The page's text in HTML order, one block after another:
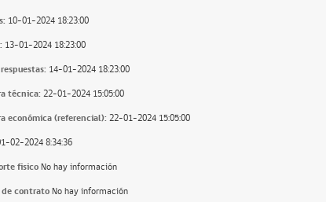
10-01-2024 18:23:00
13-01-2024 18:23:00
14-01-2024 18:23:00
técnica: 22-01-2024 15:05:00
económica (referencial): 22-01-2024 15:05:00
02-2024 8:34:36
fisicoNo hay información
de contratoNo hay información